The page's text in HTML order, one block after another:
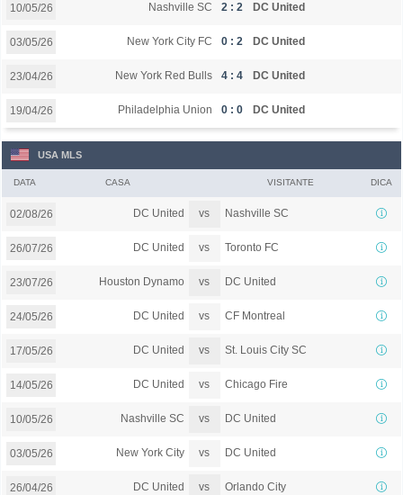
10/05/26 Nashville SC 2 : 2 DC United
03/05/26 New York City FC 0 : 2 DC United
23/04/26 New York Red Bulls 4 : 4 DC United
19/04/26 Philadelphia Union 0 : 0 DC United
USA MLS
DATA CASA VISITANTE DICA
02/08/26 DC United vs Nashville SC
26/07/26 DC United vs Toronto FC
23/07/26 Houston Dynamo vs DC United
24/05/26 DC United vs CF Montreal
17/05/26 DC United vs St. Louis City SC
14/05/26 DC United vs Chicago Fire
10/05/26 Nashville SC vs DC United
03/05/26 New York City vs DC United
26/04/26 DC United vs Orlando City